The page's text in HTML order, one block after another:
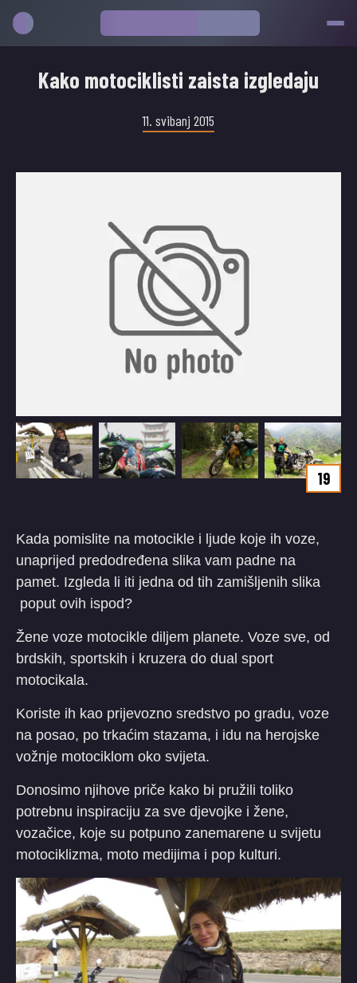
Kako motociklisti zaista izgledaju
11. svibanj 2015
19
Kada pomislite na motocikle i ljude koje ih voze,
unaprijed predodređena slika vam padne na
pamet. Izgleda li iti jedna od tih zamišljenih slika
poput ovih ispod?
Žene voze motocikle diljem planete. Voze sve, od
brdskih, sportskih i kruzera do dual sport
motocikala.
Koriste ih kao prijevozno sredstvo po gradu, voze
na posao, po trkaćim stazama, i idu na herojske
vožnje motociklom oko svijeta.
Donosimo njihove priče kako bi pružili toliko
potrebnu inspiraciju za sve djevojke i žene,
vozačice, koje su potpuno zanemarene u svijetu
motociklizma, moto medijima i pop kulturi.